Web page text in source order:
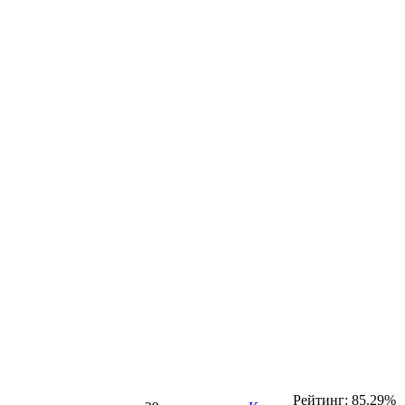
Рейтинг: 85.29%